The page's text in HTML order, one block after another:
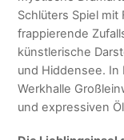
Schlüters Spiel mit
frappierende
künstlerische
und Hiddensee. In
Werkhalle
und expressiven